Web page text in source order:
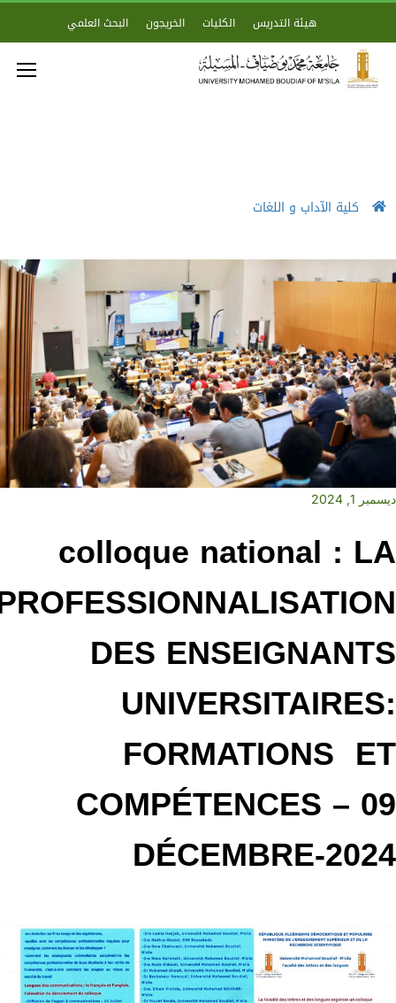
هيئة التدريس الكليات الخريجون البحث العلمي
كلية الآداب و اللغات
1, 2024
colloque national :
DES
FORMATIONS
COMPÉTENCES –
DÉCEMBRE-